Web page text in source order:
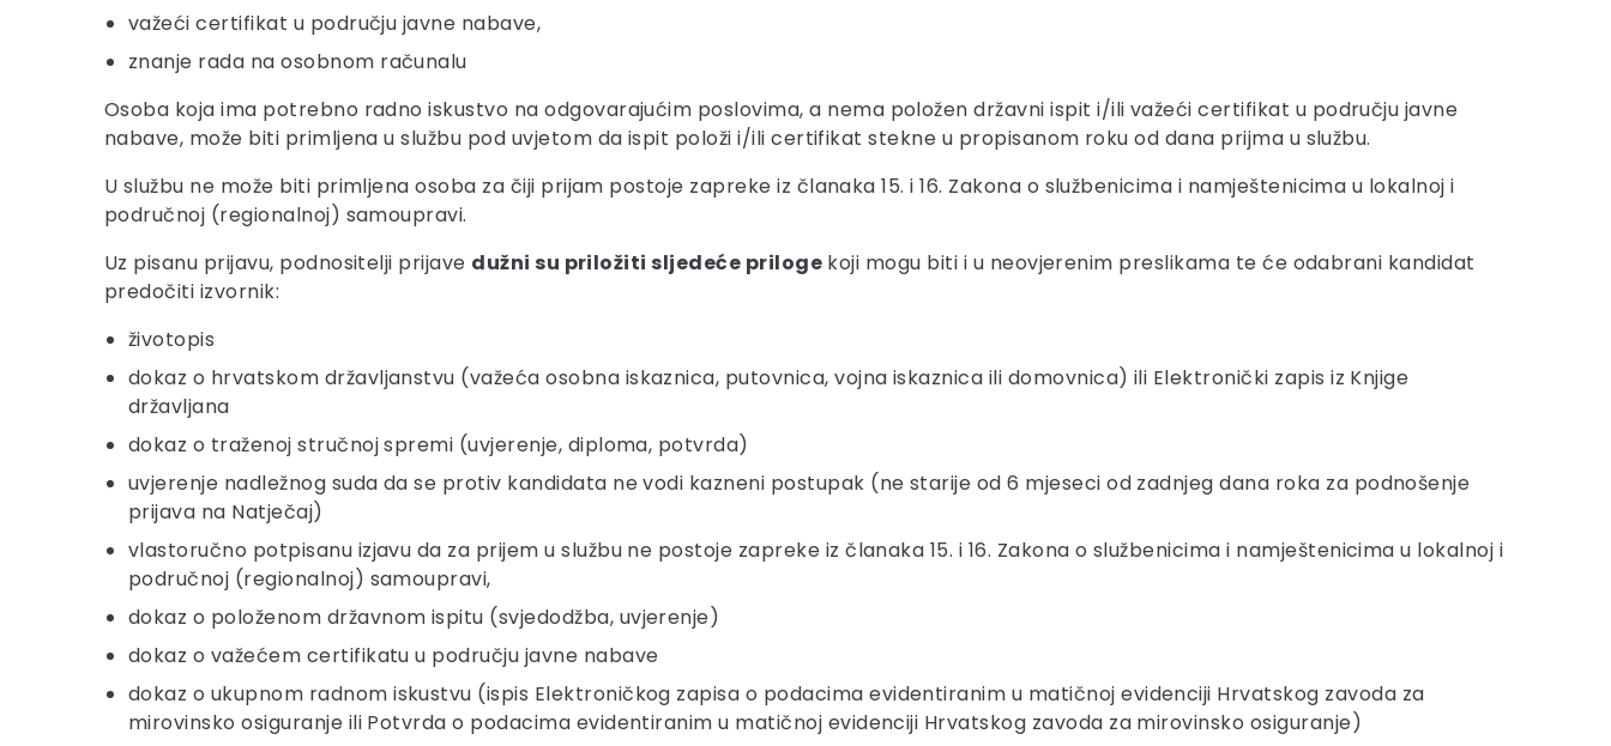
važeći certifikat u području javne nabave,
znanje rada na osobnom računalu
Osoba koja ima potrebno radno iskustvo na odgovarajućim poslovima, a nema položen državni ispit i/ili važeći certifikat u području javne
nabave, može biti primljena u službu pod uvjetom da ispit položi i/ili certifikat stekne u propisanom roku od dana prijma u službu.
U službu ne može biti primljena osoba za čiji prijam postoje zapreke iz članaka 15. i 16. Zakona o službenicima i namještenicima u lokalnoj i
područnoj (regionalnoj) samoupravi.
Uz pisanu prijavu, podnositelji prijave dužni su priložiti sljedeće priloge koji mogu biti i u neovjerenim preslikama te će odabrani kandidat
predočiti izvornik:
životopis
dokaz o hrvatskom državljanstvu (važeća osobna iskaznica, putovnica, vojna iskaznica ili domovnica) ili Elektronički zapis iz Knjige
državljana
dokaz o traženoj stručnoj spremi (uvjerenje, diploma, potvrda)
uvjerenje nadležnog suda da se protiv kandidata ne vodi kazneni postupak (ne starije od 6 mjeseci od zadnjeg dana roka za podnošenje
prijava na Natječaj)
vlastoručno potpisanu izjavu da za prijem u službu ne postoje zapreke iz članaka 15. i 16. Zakona o službenicima i namještenicima u lokalnoj i
područnoj (regionalnoj) samoupravi,
dokaz o položenom državnom ispitu (svjedodžba, uvjerenje)
dokaz o važećem certifikatu u području javne nabave
dokaz o ukupnom radnom iskustvu (ispis Elektroničkog zapisa o podacima evidentiranim u matičnoj evidenciji Hrvatskog zavoda za
mirovinsko osiguranje ili Potvrda o podacima evidentiranim u matičnoj evidenciji Hrvatskog zavoda za mirovinsko osiguranje)